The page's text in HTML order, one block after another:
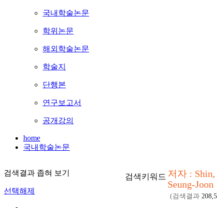
국내학술논문
학위논문
해외학술논문
학술지
단행본
연구보고서
공개강의
home
국내학술논문
검색결과 좁혀 보기
선택해제
검색키워드 저자 : Shin,
Seung-Joon
(검색결과